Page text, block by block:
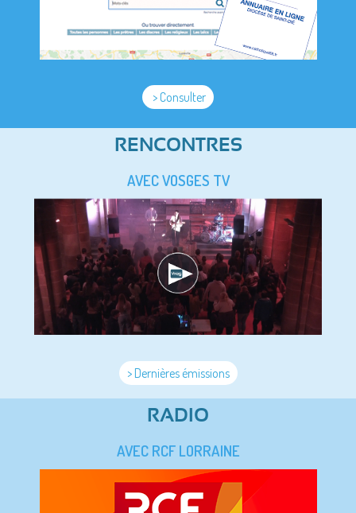
> Consulter
RENCONTRES
AVEC VOSGES TV
> Dernières émissions
RADIO
AVEC RCF LORRAINE